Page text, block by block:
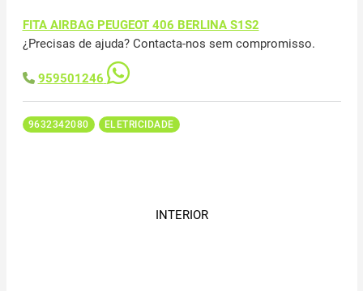
FITA AIRBAG PEUGEOT 406 BERLINA S1S2
¿Precisas de ajuda? Contacta-nos sem compromisso.
959501246
9632342080 ELETRICIDADE
INTERIOR